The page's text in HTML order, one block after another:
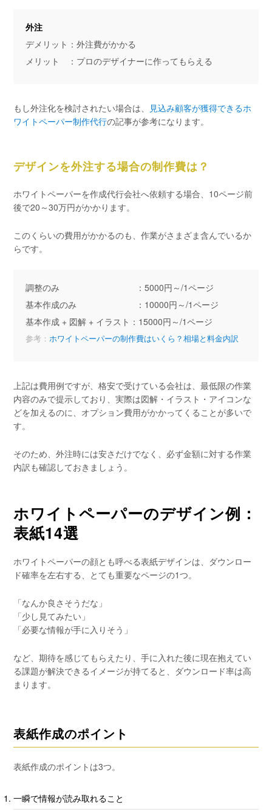
外注
デメリット：外注費がかかる
メリット ：プロのデザイナーに作ってもらえる
もし外注化を検討されたい場合は、
見込み顧客が獲得できるホ
ワイトペーパー制作代行の記事が参考になります。
デザインを外注する場合の制作費は？
ホワイトペーパーを作成代行会社へ依頼する場合、10ページ前
後で20～30万円がかかります。
このくらいの費用がかかるのも、作業がさまざま含んでいるか
らです。
調整のみ ：5000円～/1ページ
基本作成のみ ：10000円～/1ページ
基本作成 + 図解 + イラスト：15000円～/1ページ
参考： ホワイトペーパーの制作費はいくら？相場と料金内訳
上記は費用例ですが、格安で受けている会社は、最低限の作業
内容のみで提示しており、実際は図解・イラスト・アイコンな
どを加えるのに、オプション費用がかかってくることが多いで
す。
そのため、外注時には安さだけでなく、必ず金額に対する作業
内訳も確認しておきましょう。
ホワイトペーパーのデザイン例：
表紙14選
ホワイトペーパーの顔とも呼べる表紙デザインは、ダウンロー
ド確率を左右する、とても重要なページの1つ。
「なんか良さそうだな」
「少し見てみたい」
「必要な情報が手に入りそう」
など、期待を感じてもらえたり、手に入れた後に現在抱えてい
る課題が解決できるイメージが持てると、ダウンロード率は高
まります。
表紙作成のポイント
表紙作成のポイントは3つ。
一瞬で情報が読み取れること